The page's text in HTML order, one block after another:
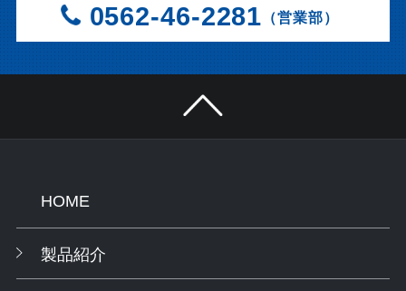
0562-46-2281 （営業部）
HOME
製品紹介